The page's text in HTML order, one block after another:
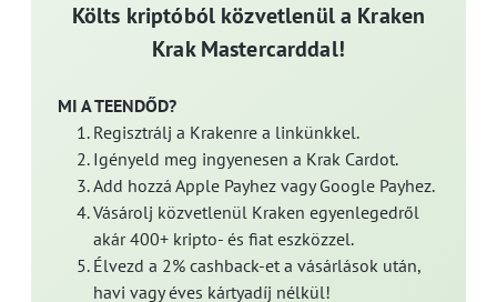
Költs kriptóból közvetlenül a Kraken
Krak Mastercarddal!
MI A TEENDŐD?
Regisztrálj a Krakenre a linkünkkel.
Igényeld meg ingyenesen a Krak Cardot.
Add hozzá Apple Payhez vagy Google Payhez.
Vásárolj közvetlenül Kraken egyenlegedről
akár 400+ kripto- és fiat eszközzel.
Élvezd a 2% cashback-et a vásárlások után,
havi vagy éves kártyadíj nélkül!